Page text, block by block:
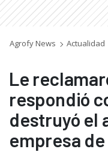
Agrofy News Actualidad
Le
respondió
destruyó el
empresa